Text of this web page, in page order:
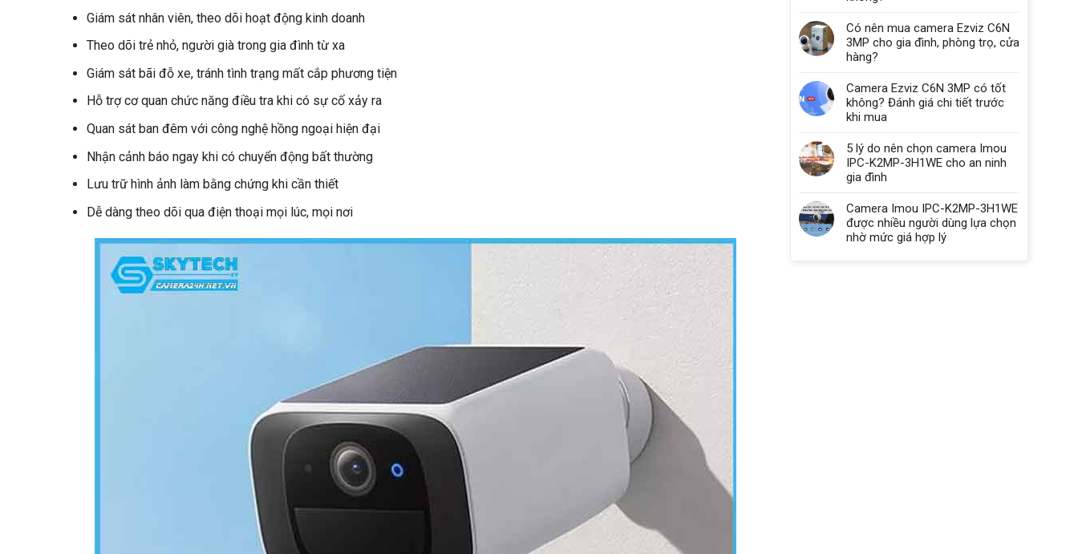
Giám sát nhân viên, theo dõi hoạt động kinh doanh
Theo dõi trẻ nhỏ, người già trong gia đình từ xa
Giám sát bãi đỗ xe, tránh tình trạng mất cắp phương tiện
Hỗ trợ cơ quan chức năng điều tra khi có sự cố xảy ra
Quan sát ban đêm với công nghệ hồng ngoại hiện đại
Nhận cảnh báo ngay khi có chuyển động bất thường
Lưu trữ hình ảnh làm bằng chứng khi cần thiết
Dễ dàng theo dõi qua điện thoại mọi lúc, mọi nơi
Có nên mua camera Ezviz C6N
3MP cho gia đình, phòng trọ, cửa
hàng?
Camera Ezviz C6N 3MP có tốt
không? Đánh giá chi tiết trước
khi mua
5 lý do nên chọn camera Imou
IPC-K2MP-3H1WE cho an ninh
gia đình
Camera Imou IPC-K2MP-3H1WE
được nhiều người dùng lựa chọn
nhờ mức giá hợp lý